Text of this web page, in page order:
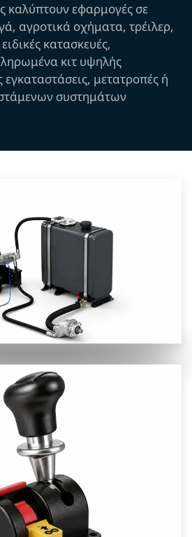
καλύπτουν εφαρμογές σε
αγροτικά οχήματα, τρέιλερ,
κατασκευές,
κιτ υψηλής
εγκαταστάσεις, μετατροπές ή
συστημάτων
Προβολή
Προβολή